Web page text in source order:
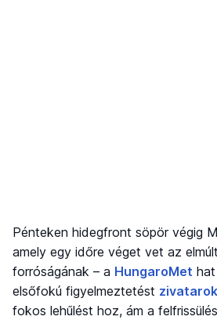
Pénteken hidegfront söpör végig
amely egy időre véget vet az
forróságának – a HungaroMet
elsőfokú figyelmeztetést zivatarok
fokos lehűlést hoz, ám a